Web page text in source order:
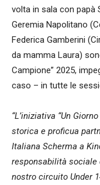
volta in sala con papà
Geremia Napolitano
Federica Gamberini
da mamma Laura)
Campione” 2025,
caso – in tutte le
“L’iniziativa “Un
storica e proficua
Italiana Scherma a
responsabilità sociale
nostro circuito Under